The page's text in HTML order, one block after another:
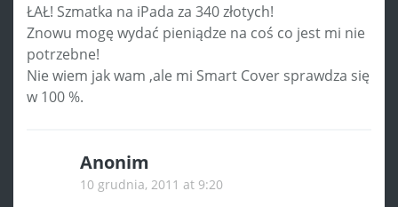
ŁAŁ! Szmatka na iPada za 340 złotych!
Znowu mogę wydać pieniądze na coś co jest mi nie
potrzebne!
Nie wiem jak wam ,ale mi Smart Cover sprawdza się
w 100 %.
Anonim
10 grudnia, 2011 at 9:20